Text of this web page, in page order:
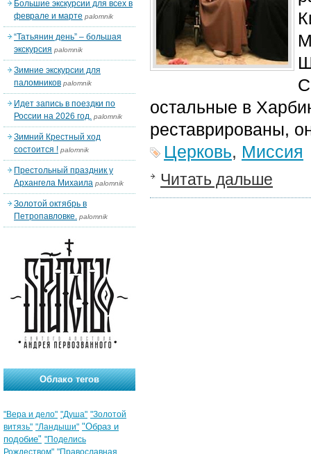
остальные в
реставрированы,
Церковь, Миссия
Читать дальше
Большие экскурсии для всех в
феврале и марте palomnik
“Татьянин день” – большая
экскурсия palomnik
Зимние экскурсии для
паломников palomnik
Идет запись в поездки по
России на 2026 год. palomnik
Зимний Крестный ход
состоится ! palomnik
Престольный праздник у
Архангела Михаила palomnik
Золотой октябрь в
Петропавловке. palomnik
Облако тегов
"Вера и дело" "Душа" "Золотой
витязь" "Ландыши" "Образ и
подобие" "Поделись
Рождеством" "Православная